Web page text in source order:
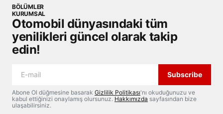
BÖLÜMLER
KURUMSAL
Otomobil dünyasındaki tüm
yenilikleri güncel olarak takip
edin!
Subscribe
Abone Ol düğmesine basarak Gizlilik Politikası'nı okuduğunuzu ve
kabul ettiğinizi onaylamış olursunuz. Hakkımızda sayfasından bize
ulaşabilirsiniz.